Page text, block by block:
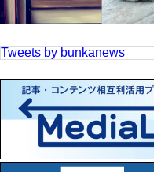
Tweets by bunkanews